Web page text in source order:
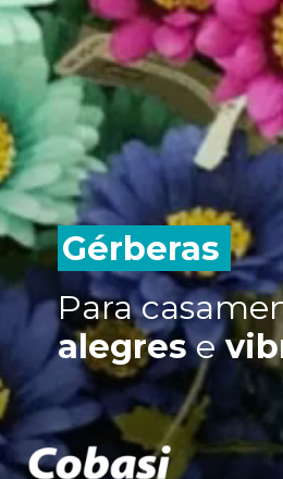
Para
alegrese
Gérberas